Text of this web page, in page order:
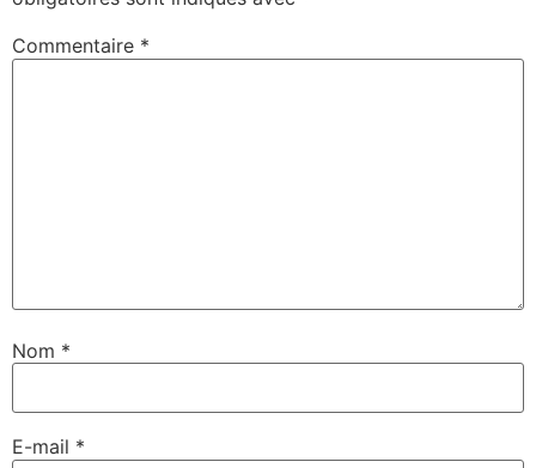
Commentaire *
Nom *
E-mail *